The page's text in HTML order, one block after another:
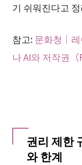
기 쉬워진다고
참고:문화청｜
나 AI와 저작권（
권리 제한
와 한계